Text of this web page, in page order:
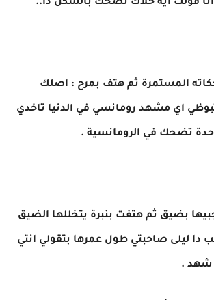
قولت ايه خلاك تضحك بالشكل دا..
المستمرة ثم هتف بمرح : اصلك
اي مشهد رومانسي في الدنيا تاخدي
تضحك في الرومانسية .
بضيق ثم هتفت بنبرة يتخللها الضيق
دا ليلى صاحبتي طول عمرها بتقولي انتي
شهد .